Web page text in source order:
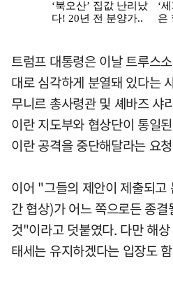
트럼프 대통령은 이날 트루스
대로 심각하게 분열돼 있다는
무니르 총사령관 및 셰바즈 샤
이란 지도부와 협상단이 통일
이란 공격을 중단해달라는 요
이어 "그들의 제안이 제출되
간 협상)가 어느 쪽으로든 종
것"이라고 덧붙였다. 다만 해
태세는 유지하겠다는 입장도